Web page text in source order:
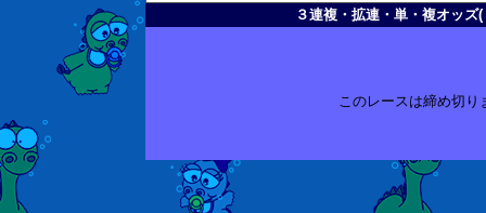
３連複・拡連・単・複オッズ
このレースは締め切り